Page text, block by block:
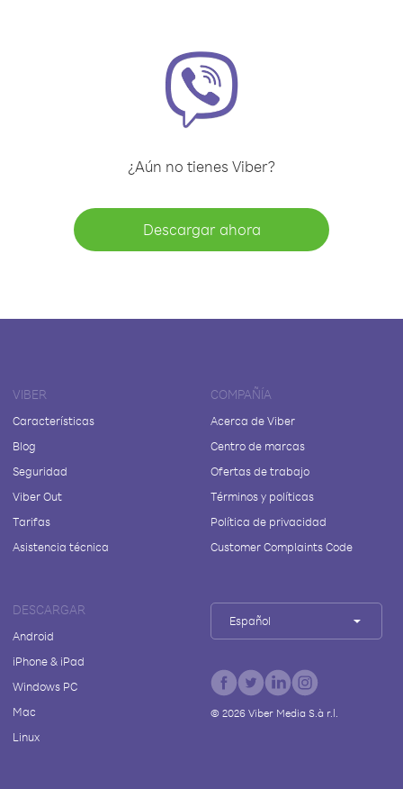
¿Aún no tienes Viber?
Descargar ahora
VIBER
Características
Blog
Seguridad
Viber Out
Tarifas
Asistencia técnica
COMPAÑÍA
Acerca de Viber
Centro de marcas
Ofertas de trabajo
Términos y políticas
Política de privacidad
Customer Complaints Code
DESCARGAR
Android
iPhone & iPad
Windows PC
Mac
Linux
Español
© 2026Viber Media S.à r.l.